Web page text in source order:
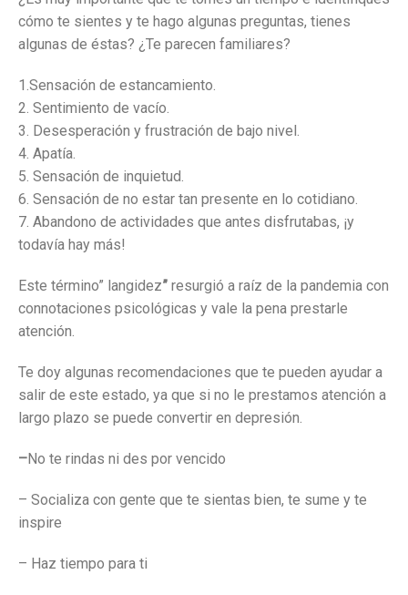
cómo te sientes y te hago algunas preguntas, tienes
algunas de éstas? ¿Te parecen familiares?
1.Sensación de estancamiento.
2. Sentimiento de vacío.
3. Desesperación y frustración de bajo nivel.
4. Apatía.
5. Sensación de inquietud.
6. Sensación de no estar tan presente en lo cotidiano.
7. Abandono de actividades que antes disfrutabas, ¡y
todavía hay más!
Este término” langidez” resurgió a raíz de la pandemia con
connotaciones psicológicas y vale la pena prestarle
atención.
Te doy algunas recomendaciones que te pueden ayudar a
salir de este estado, ya que si no le prestamos atención a
largo plazo se puede convertir en depresión.
–No te rindas ni des por vencido
– Socializa con gente que te sientas bien, te sume y te
inspire
– Haz tiempo para ti